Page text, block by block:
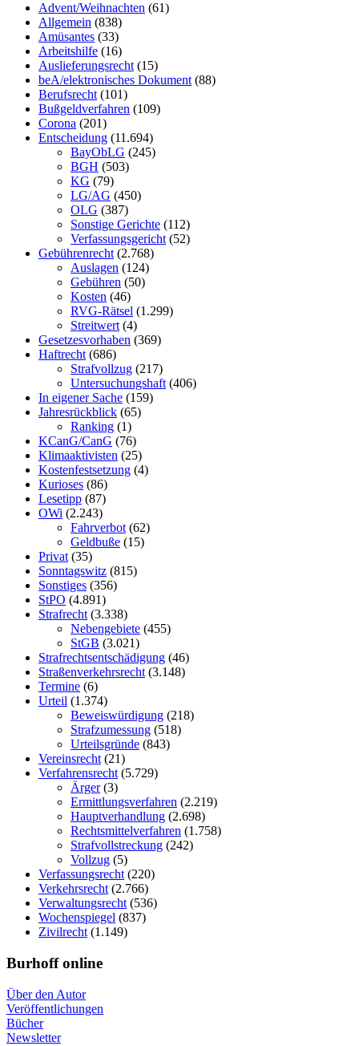
Advent/Weihnachten (61)
Allgemein (838)
Amüsantes (33)
Arbeitshilfe (16)
Auslieferungsrecht(15)
beA/elektronisches Dokument(88)
Berufsrecht(101)
Bußgeldverfahren (109)
Corona (201)
Entscheidung (11.694)
BayObLG (245)
BGH (503)
KG (79)
LG/AG (450)
OLG (387)
Sonstige Gerichte (112)
Verfassungsgericht(52)
Gebührenrecht(2.768)
Auslagen (124)
Gebühren (50)
Kosten (46)
RVG-Rätsel (1.299)
Streitwert(4)
Gesetzesvorhaben (369)
Haftrecht(686)
Strafvollzug (217)
Untersuchungshaft(406)
In eigener Sache (159)
Jahresrückblick (65)
Ranking (1)
KCanG/CanG (76)
Klimaaktivisten (25)
Kostenfestsetzung (4)
Kurioses (86)
Lesetipp (87)
OWi (2.243)
Fahrverbot(62)
Geldbuße (15)
Privat(35)
Sonntagswitz (815)
Sonstiges (356)
StPO (4.891)
Strafrecht(3.338)
Nebengebiete (455)
StGB (3.021)
Strafrechtsentschädigung (46)
Straßenverkehrsrecht(3.148)
Termine (6)
Urteil (1.374)
Beweiswürdigung (218)
Strafzumessung (518)
Urteilsgründe (843)
Vereinsrecht(21)
Verfahrensrecht(5.729)
Ärger(3)
Ermittlungsverfahren (2.219)
Hauptverhandlung (2.698)
Rechtsmittelverfahren (1.758)
Strafvollstreckung (242)
Vollzug (5)
Verfassungsrecht(220)
Verkehrsrecht(2.766)
Verwaltungsrecht(536)
Wochenspiegel (837)
Zivilrecht(1.149)
Burhoff online
Über den Autor
Veröffentlichungen
Bücher
Newsletter